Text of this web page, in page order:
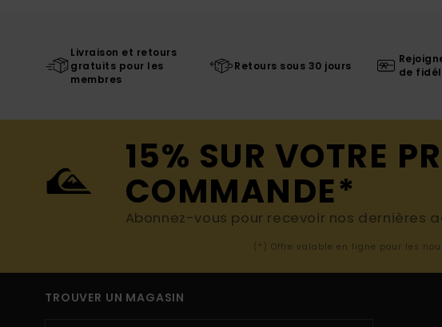
Livraison et retours
gratuits pour les
membres
Retours sous 30 jours
de
15% SUR VOTRE
COMMANDE*
Abonnez-vous pour recevoir nos dernières
(*) Offre valable en ligne pour les
TROUVER UN MAGASIN